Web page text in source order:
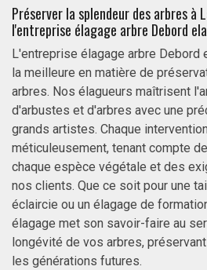
Préserver la splendeur des arbres à
l'entreprise élagage arbre Debord
L'entreprise élagage arbre Debord
la meilleure en matière de
arbres. Nos élagueurs maîtrisent
d'arbustes et d'arbres avec une
grands artistes. Chaque
méticuleusement, tenant compte
chaque espèce végétale et des
nos clients. Que ce soit pour une
éclaircie ou un élagage de
élagage met son savoir-faire au
longévité de vos arbres,
les générations futures.